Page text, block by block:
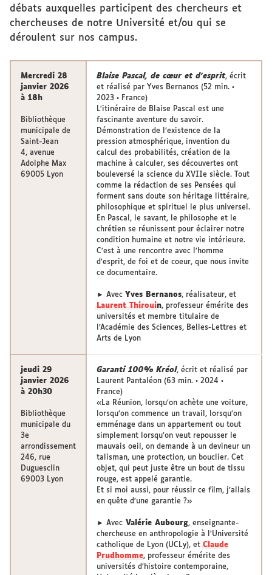
débats auxquelles participent des chercheurs et
chercheuses de notre Université et/ou qui se
déroulent sur nos campus.
Mercredi 28
janvier 2026
à 18h
Bibliothèque
municipale de
Saint-Jean
4, avenue
Adolphe Max
69005 Lyon
Blaise Pascal, de cœur et d’esprit, écrit
et réalisé par Yves Bernanos (52 min. •
2023 • France)
L’itinéraire de Blaise Pascal est une
fascinante aventure du savoir.
Démonstration de l’existence de la
pression atmosphérique, invention du
calcul des probabilités, création de la
machine à calculer, ses découvertes ont
bouleversé la science du XVIIe siècle. Tout
comme la rédaction de ses Pensées qui
forment sans doute son héritage littéraire,
philosophique et spirituel le plus universel.
En Pascal, le savant, le philosophe et le
chrétien se réunissent pour éclairer notre
condition humaine et notre vie intérieure.
C’est à une rencontre avec l’homme
d’esprit, de foi et de coeur, que nous invite
ce documentaire.
► Avec Yves Bernanos, réalisateur, et
Laurent Thirouin, professeur émérite des
universités et membre titulaire de
l’Académie des Sciences, Belles-Lettres et
Arts de Lyon
jeudi 29
janvier 2026
à 20h30
Bibliothèque
municipale du
3e
arrondissement
246, rue
Duguesclin
69003 Lyon
Garanti 100% Kréol, écrit et réalisé par
Laurent Pantaléon (63 min. • 2024 •
France)
«La Réunion, lorsqu’on achète une voiture,
lorsqu’on commence un travail, lorsqu’on
emménage dans un appartement ou tout
simplement lorsqu’on veut repousser le
mauvais oeil, on demande à un devineur un
talisman, une protection, un bouclier. Cet
objet, qui peut juste être un bout de tissu
rouge, est appelé garantie.
Et si moi aussi, pour réussir ce film, j’allais
en quête d’une garantie ?»
► Avec Valérie Aubourg, enseignante-
chercheuse en anthropologie à l’Université
catholique de Lyon (UCLy), et Claude
Prudhomme, professeur émérite des
universités d’histoire contemporaine,